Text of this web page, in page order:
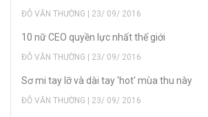
ĐỖ VĂN THƯỜNG | 23/ 09/ 2016
10 nữ CEO quyền lực nhất thế giới
ĐỖ VĂN THƯỜNG | 23/ 09/ 2016
Sơ mi tay lỡ và dài tay 'hot' mùa thu này
ĐỖ VĂN THƯỜNG | 23/ 09/ 2016